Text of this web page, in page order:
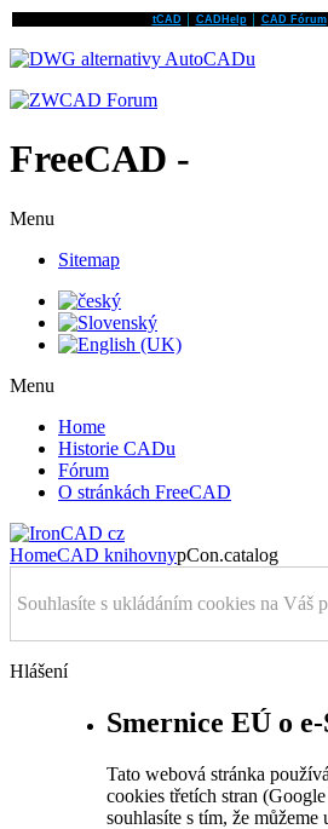
tCAD│ CADHelp│ CAD Fórum
FreeCAD -
Menu
Sitemap
Menu
Home
Historie CADu
Fórum
O stránkách FreeCAD
HomeCAD knihovnypCon.catalog
Souhlasíte s ukládáním cookies na Váš
Hlášení
Smernice EÚ o
Tato webová stránka
cookies třetích stran
souhlasíte s tím, že